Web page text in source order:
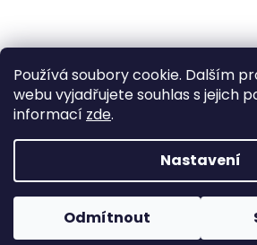
Používá soubory cookie. Dalším
webu vyjadřujete souhlas s jejich
informací zde.
Nastavení
Odmítnout
Pokud u nás nenajdete konkrétní produkt,
ozvat. Ve většině případů jej můžeme
Vytvořil
Copyright 2026Horse life .